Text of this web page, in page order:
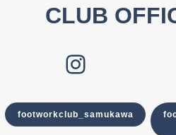
CLUB
Instagram
footworkclub_samukawa